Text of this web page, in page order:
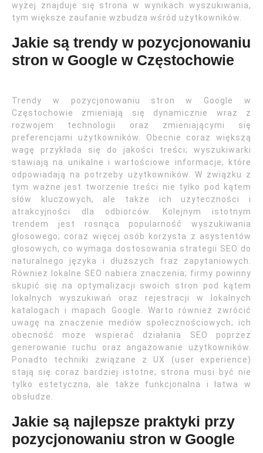
wyżej znajduje się strona w wynikach wyszukiwania,
tym większe zaufanie wzbudza wśród użytkowników.
Jakie są trendy w pozycjonowaniu
stron w Google w Częstochowie
Trendy w pozycjonowaniu stron w Google w
Częstochowie zmieniają się dynamicznie wraz z
rozwojem technologii oraz zmieniającymi się
preferencjami użytkowników. Obecnie coraz większą
wagę przykłada się do jakości treści; wyszukiwarki
stawiają na unikalne i wartościowe informacje, które
odpowiadają na potrzeby użytkowników. W związku z
tym ważne jest tworzenie treści nie tylko pod kątem
słów kluczowych, ale także ich użyteczności i
atrakcyjności dla odbiorców. Kolejnym istotnym
trendem jest rosnąca popularność wyszukiwania
głosowego; coraz więcej osób korzysta z asystentów
głosowych, co wymaga dostosowania strategii SEO do
naturalnego języka i dłuższych fraz zapytaniowych.
Również lokalne SEO nabiera znaczenia; firmy powinny
skupić się na optymalizacji swoich stron pod kątem
lokalnych wyszukiwań oraz rejestracji w lokalnych
katalogach i mapach Google. Warto również zwrócić
uwagę na znaczenie mediów społecznościowych; ich
obecność może wspierać działania SEO poprzez
generowanie ruchu oraz angażowanie użytkowników.
Ponadto techniki związane z UX (user experience)
stają się coraz bardziej istotne; strona musi być nie
tylko estetyczna, ale także funkcjonalna i łatwa w
obsłudze.
Jakie są najlepsze praktyki przy
pozycjonowaniu stron w Google